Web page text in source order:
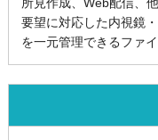
要望に対応した内視鏡
を一元管理できるファ